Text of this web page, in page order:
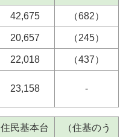
42,675 （682）
20,657 （245）
22,018 （437）
23,158 -
住民基本台
（住基のう